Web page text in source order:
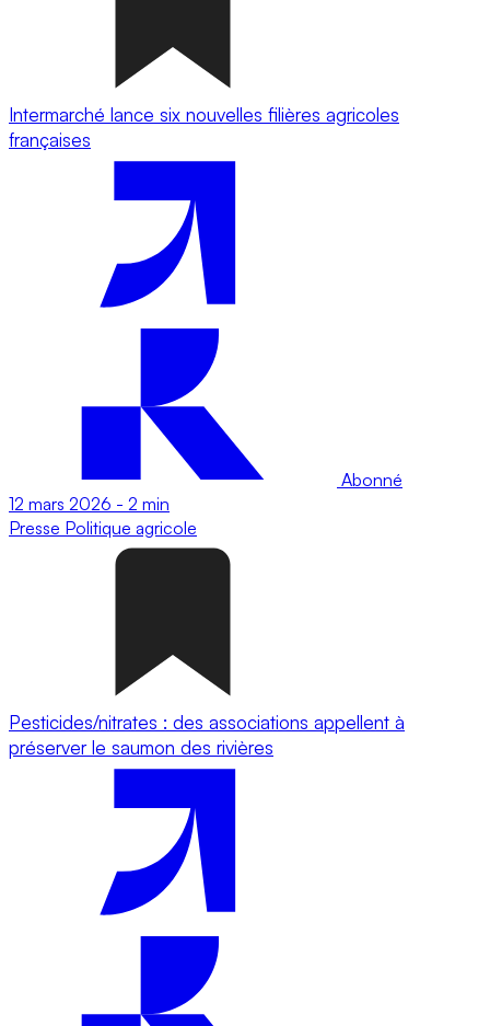
Intermarché lance six nouvelles filières agricoles
françaises
Abonné
12 mars 2026 - 2 min
Presse Politique agricole
Pesticides/nitrates : des associations appellent à
préserver le saumon des rivières